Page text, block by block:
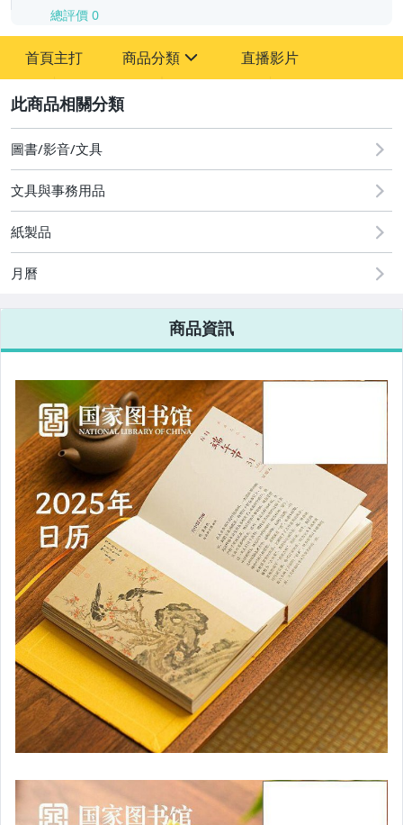
總評價 0
首頁主打 商品分類
圖書/影音/文具
古董、藝術與礦石
手機、配件與通訊
美容保養與彩妝
電腦、平板與周邊
運動、戶外與休閒
嬰幼兒與孕婦
汽機車精品百貨
居家、家具與園藝
玩具、模型與公仔
男性精品與服飾
女裝與服飾配件
偶像、球員卡與郵幣
手錶與飾品配件
女包精品與女鞋
家電與影音視聽
直播影片
圖書/影音/文具
文具與事務用品
紙製品
月曆
商品資訊